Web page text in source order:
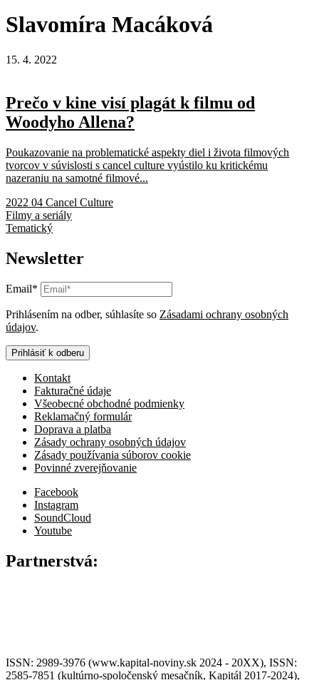
Slavomíra Macáková
15. 4. 2022
Prečo v kine visí plagát k filmu od
Woodyho Allena?
Poukazovanie na problematické aspekty diel i života filmových
tvorcov v súvislosti s cancel culture vyústilo ku kritickému
nazeraniu na samotné filmové...
2022 04 Cancel Culture
Filmy a seriály
Tematický
Newsletter
Email*
Prihlásením na odber, súhlasíte so Zásadami ochrany osobných
údajov.
Prihlásiť k odberu
Kontakt
Fakturačné údaje
Všeobecné obchodné podmienky
Reklamačný formulár
Doprava a platba
Zásady ochrany osobných údajov
Zásady používania súborov cookie
Povinné zverejňovanie
Facebook
Instagram
SoundCloud
Youtube
Partnerstvá:
ISSN: 2989-3976 (www.kapital-noviny.sk 2024 - 20XX), ISSN:
2585-7851 (kultúrno-spoločenský mesačník, Kapitál 2017-2024),